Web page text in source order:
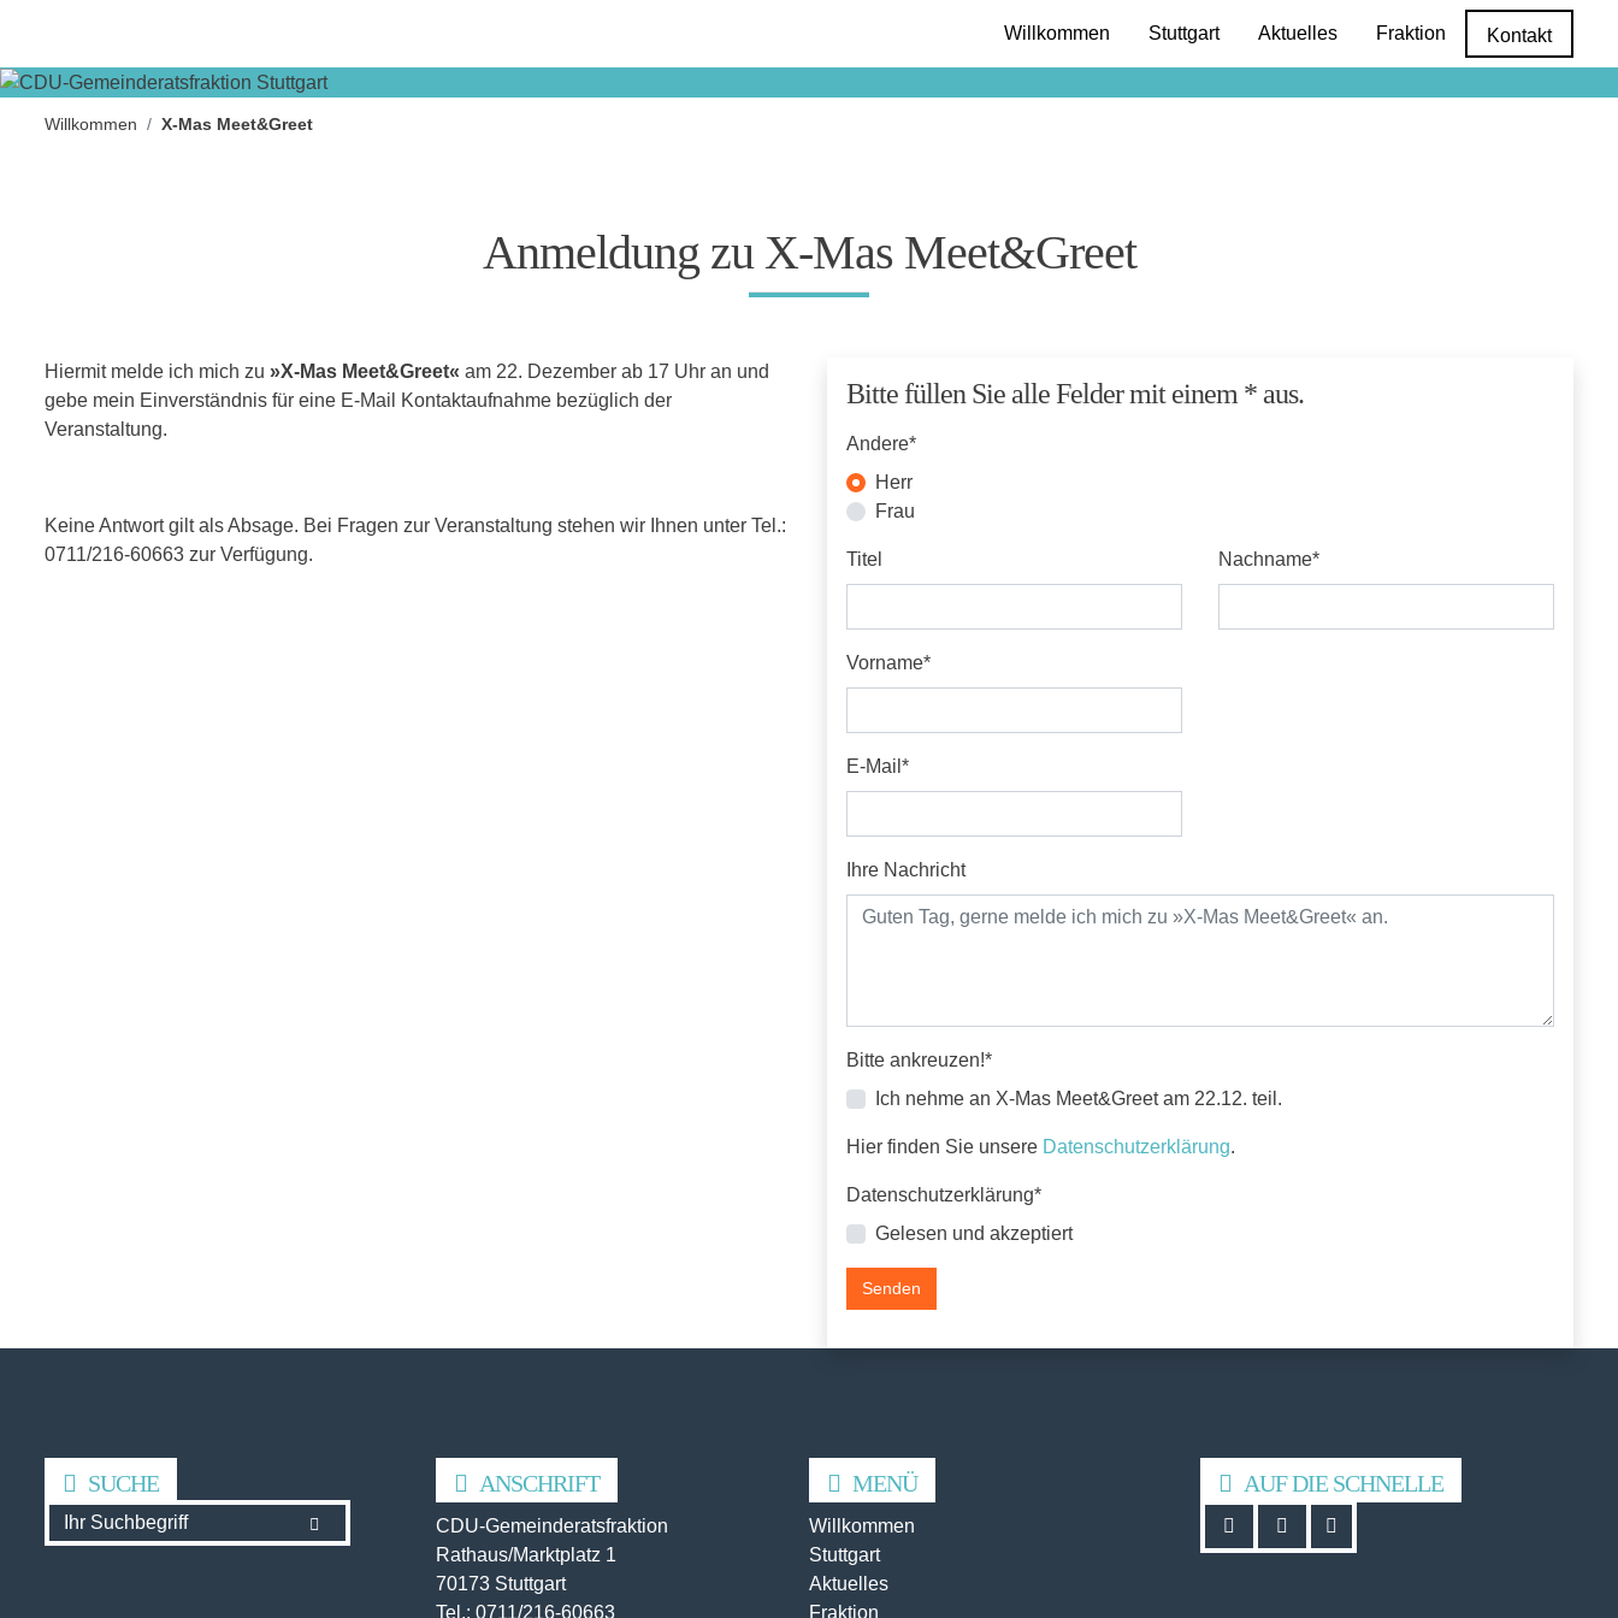
Navigation überspringen
Willkommen Stuttgart Aktuelles Fraktion Kontakt
Willkommen X-Mas Meet&Greet
Anmeldung zu X-Mas Meet&Greet
Hiermit melde ich mich zu »X-Mas Meet&Greet« am 22. Dezember ab 17 Uhr an und
gebe mein Einverständnis für eine E-Mail Kontaktaufnahme bezüglich der
Veranstaltung.
Keine Antwort gilt als Absage. Bei Fragen zur Veranstaltung stehen wir Ihnen unter Tel.:
0711/216-60663 zur Verfügung.
Bitte füllen Sie alle Felder mit einem * aus.
Pflichtfeld
Andere*
Herr
Frau
Titel
Pflichtfeld
Vorname*
Pflichtfeld
Nachname*
Pflichtfeld
E-Mail *
Ihre Nachricht
Pflichtfeld
Bitte ankreuzen!*
Ich nehme an X-Mas Meet&Greet am 22.12. teil.
Hier finden Sie unsere Datenschutzerklärung.
Pflichtfeld
Datenschutzerklärung*
Gelesen und akzeptiert
Senden
SUCHE ANSCHRIFT
CDU-Gemeinderatsfraktion
Rathaus/Marktplatz 1
70173 Stuttgart
Tel.: 0711/216-60663
MENÜ
Willkommen
Stuttgart
Aktuelles
Fraktion
AUF DIE SCHNELLE